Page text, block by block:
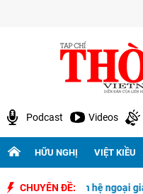
Podcast Videos
HỮU NGHỊ VIỆT KIỀU
CHUYÊN ĐỀ:
hệ ngoại giao Việt Nam -